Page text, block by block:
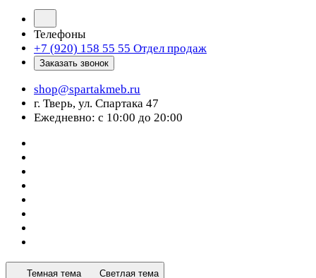
Телефоны
+7 (920) 158 55 55 Отдел продаж
Заказать звонок
shop@spartakmeb.ru
г. Тверь, ул. Спартака 47
Ежедневно: с 10:00 до 20:00
Темная тема Светлая тема